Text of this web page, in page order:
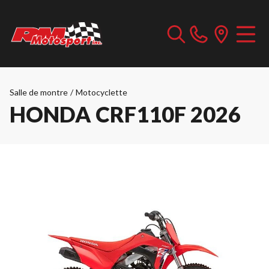
Salle de montre / Motocyclette
HONDA CRF110F 2026